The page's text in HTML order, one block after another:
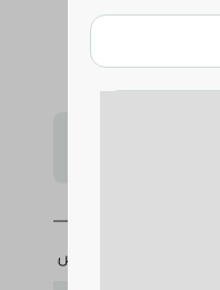
كوكس